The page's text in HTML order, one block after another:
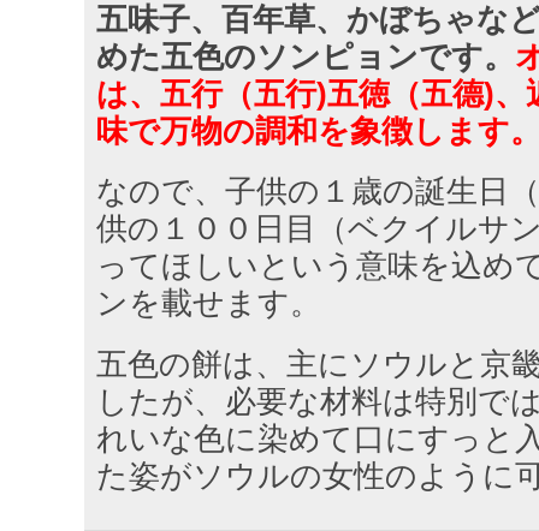
五味子、百年草、かぼちゃな
めた五色のソンピョンです。
は、五行（五行)五徳（五德)、
味で万物の調和を象徴します
なので、子供の１歳の誕生日
供の１００日目（ベクイルサ
ってほしいという意味を込め
ンを載せます。
五色の餅は、主にソウルと京
したが、必要な材料は特別で
れいな色に染めて口にすっと
た姿がソウルの女性のように